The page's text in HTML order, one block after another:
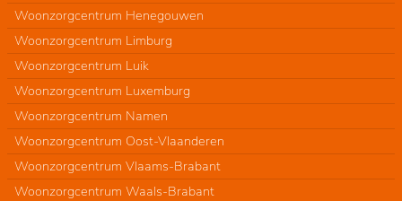
Woonzorgcentrum Henegouwen
Woonzorgcentrum Limburg
Woonzorgcentrum Luik
Woonzorgcentrum Luxemburg
Woonzorgcentrum Namen
Woonzorgcentrum Oost-Vlaanderen
Woonzorgcentrum Vlaams-Brabant
Woonzorgcentrum Waals-Brabant